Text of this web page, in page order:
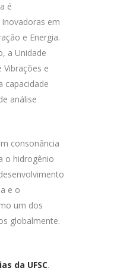
é
Inovadoras em
e Energia.
a Unidade
e
capacidade
análise
consonância
o hidrogênio
e o
um dos
globalmente.
da UFSC.